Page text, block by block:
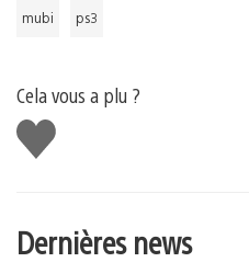
mubi ps3
Cela vous a plu ?
J'aime
Dernières news